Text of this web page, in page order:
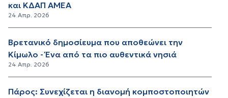
και ΚΔΑΠ ΑΜΕΑ
24 Απρ. 2026
Βρετανικό δημοσίευμα που αποθεώνει την
Κίμωλο - Ένα από τα πιο αυθεντικά νησιά
24 Απρ. 2026
Πάρος: Συνεχίζεται η διανομή κομποστοποιητών